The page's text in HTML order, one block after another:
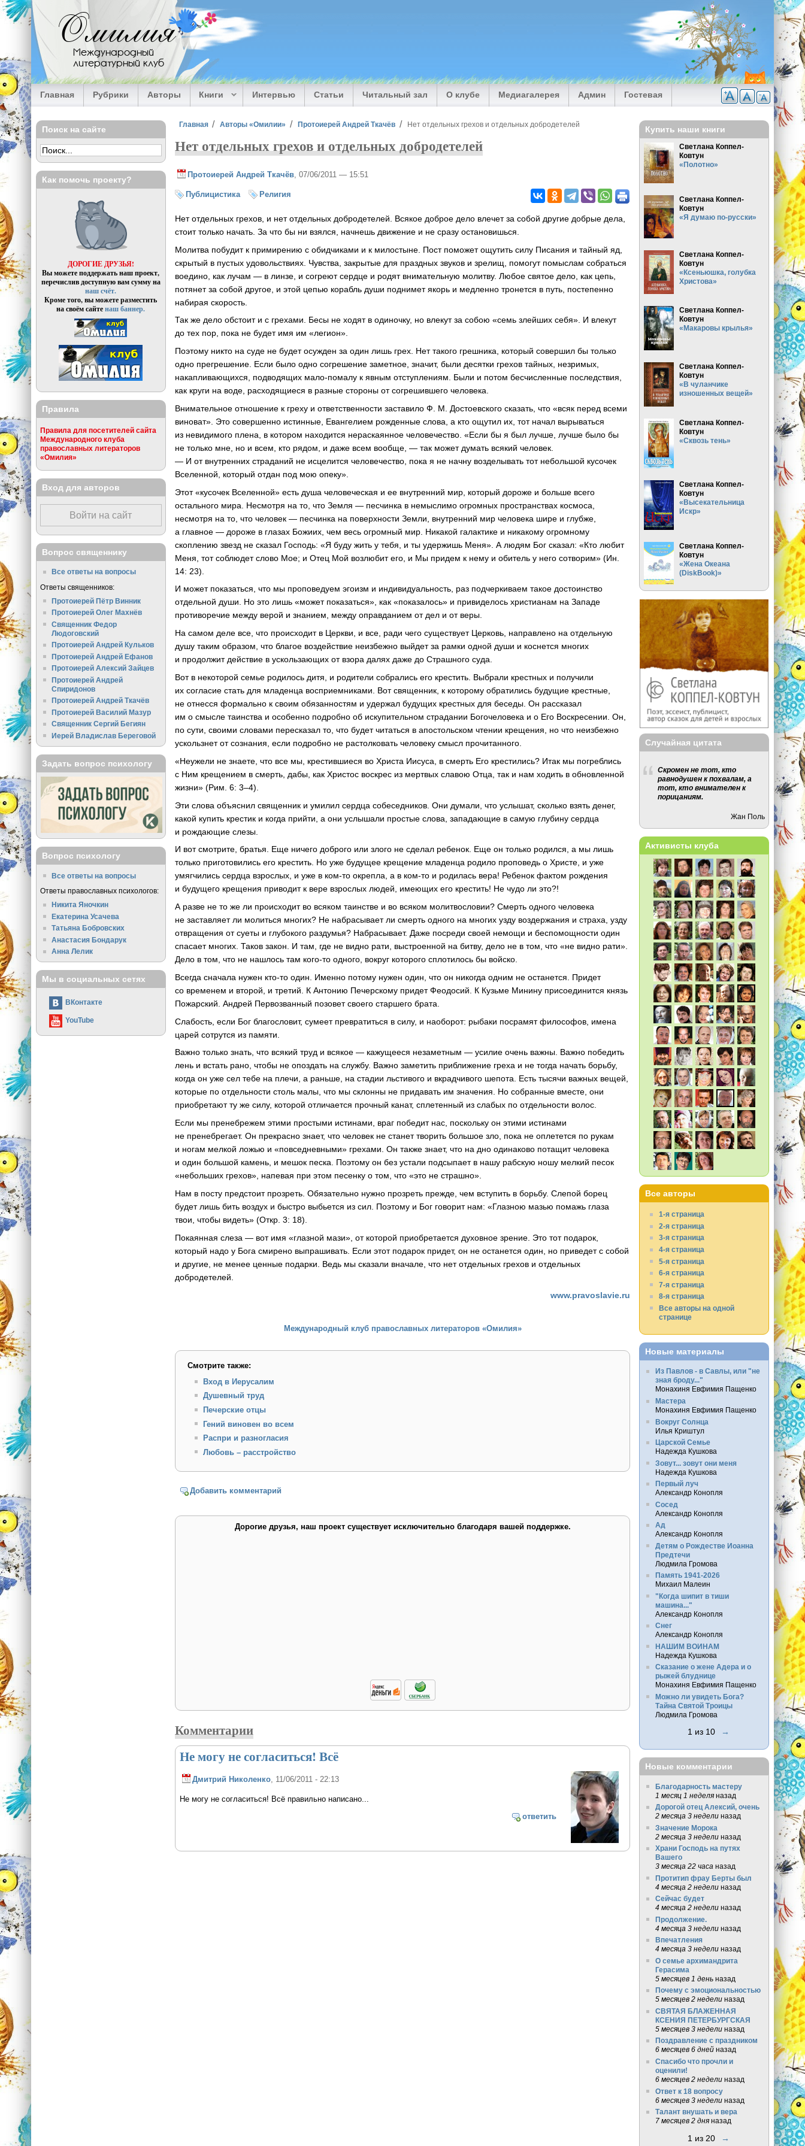
Перейти к основному содержанию
Омилия
Международный
литературный клуб
Главная Рубрики Авторы Книги Интервью Статьи Читальный зал О клубе Медиагалерея Админ Гостевая
Вы здесь
Главная Авторы «Омилии» Протоиерей Андрей Ткачёв Нет отдельных грехов и отдельных добродетелей
Нет отдельных грехов и отдельных добродетелей
Протоиерей Андрей Ткачёв , 07/06/2011 — 15:51
Публицистика Религия
Нет отдельных грехов, и нет отдельных добродетелей. Всякое доброе дело влечет за собой другие добрые дела,
стоит только начать. За что бы ни взялся, начнешь движение и не сразу остановишься.
Молитва побудит к примирению с обидчиками и к милостыне. Пост поможет ощутить силу Писания и тайный яд,
скрытый в пустых удовольствиях. Чувства, закрытые для праздных звуков и зрелищ, помогут помыслам собраться
воедино, как лучам — в линзе, и согреют сердце и родят внимательную молитву. Любое святое дело, как цепь,
потянет за собой другое, и этой цепью корабль души поднимет якорь и медленно тронется в путь, постепенно
набирая скорость.
Так же дело обстоит и с грехами. Бесы не ходят в одиночку, но влекут за собою «семь злейших себя». И влекут
до тех пор, пока не будет имя им «легион».
Поэтому никто на суде не будет осужден за один лишь грех. Нет такого грешника, который совершил бы только
одно прегрешение. Если было одно согрешение заметное, значит, были десятки грехов тайных, незримых,
накапливающихся, подводящих мало-помалу к явным отступлениям. Были и потом бесчисленные последствия,
как круги на воде, расходящиеся в разные стороны от согрешившего человека.
Внимательное отношение к греху и ответственности заставило Ф. М. Достоевского сказать, что «всяк перед всеми
виноват». Это совершенно истинные, Евангелием рожденные слова, а кто ощутил их, тот начал вырываться
из невидимого плена, в котором находится нераскаянное человечество. «Если бы я был лучше, лучше было бы
не только мне, но и всем, кто рядом, и даже всем вообще, — так может думать всякий человек.
— И от внутренних страданий не исцелится человечество, пока я не начну возделывать тот небольшой кусочек
Вселенной, который отдан под мою опеку».
Этот «кусочек Вселенной» есть душа человеческая и ее внутренний мир, который дороже и больше всего
остального мира. Несмотря на то, что Земля — песчинка в немыслимо огромных пространствах космоса,
несмотря на то, что человек — песчинка на поверхности Земли, внутренний мир человека шире и глубже,
а главное — дороже в глазах Божиих, чем весь огромный мир. Никакой галактике и никакому огромному
скоплению звезд не сказал Господь: «Я буду жить у тебя, и ты удержишь Меня». А людям Бог сказал: «Кто любит
Меня, тот соблюдет слово Мое; и Отец Мой возлюбит его, и Мы придем к нему и обитель у него сотворим» (Ин.
14: 23).
И может показаться, что мы проповедуем эгоизм и индивидуальность, раз подчеркиваем такое достоинство
отдельной души. Но это лишь «может показаться», как «показалось» и привиделось христианам на Западе
противоречие между верой и знанием, между оправданием от дел и от веры.
На самом деле все, что происходит в Церкви, и все, ради чего существует Церковь, направлено на отдельную
душу таким образом, что благое воздействие неизбежно выйдет за рамки одной души и коснется многих
и продолжит действие в ускользающих от взора далях даже до Страшного суда.
Вот в некоторой семье родилось дитя, и родители собрались его крестить. Выбрали крестных и получили
их согласие стать для младенца восприемниками. Вот священник, к которому обратились будущие крестные,
не отнесся формально к своим обязанностям и удержал будущих крестных для беседы. Он рассказал
им о смысле таинства и особенно подробно об искупительном страдании Богочеловека и о Его Воскресении. Он,
по сути, своими словами пересказал то, что будет читаться в апостольском чтении крещения, но что неизбежно
ускользнет от сознания, если подробно не растолковать человеку смысл прочитанного.
«Неужели не знаете, что все мы, крестившиеся во Христа Иисуса, в смерть Его крестились? Итак мы погреблись
с Ним крещением в смерть, дабы, как Христос воскрес из мертвых славою Отца, так и нам ходить в обновленной
жизни» (Рим. 6: 3–4).
Эти слова объяснил священник и умилил сердца собеседников. Они думали, что услышат, сколько взять денег,
какой купить крестик и когда прийти, а они услышали простые слова, западающие в самую глубину сердца
и рождающие слезы.
И вот смотрите, братья. Еще ничего доброго или злого не сделал ребенок. Еще он только родился, а мы лишь
только приготовились его крестить. Но уже будущее крещение младенца родило проповедь о Христе, и уже
умягчились сердца взрослых, и уже в ком-то окрепла, а в ком-то и родилась вера! Ребенок фактом рождения
и будущего крещения приводит к вере взрослых людей, имеющих его крестить! Не чудо ли это?!
А разве не то же ли происходит во всяком таинстве и во всяком молитвословии? Смерть одного человека
не заставляет ли молиться многих? Не набрасывает ли смерть одного на многих узду воздержания и страха, узду
отвращения от суеты и глубокого раздумья? Набрасывает. Даже посреди своей немощи и беспомощности один
спасает многих. Таков закон. И там, где не видно рати, выстроенной на битву, дело не в том, что «не видно рати».
Дело в том, что не нашлось там кого-то одного, вокруг которого сплотилось бы войско.
Всегда сначала нужен кто-то один. Именно потому нужен один, что он никогда одним не останется. Придет
со временем и второй, и третий. К Антонию Печерскому придет Феодосий. К Кузьме Минину присоединится князь
Пожарский. Андрей Первозванный позовет своего старшего брата.
Слабость, если Бог благословит, сумеет превратиться в силу, и наоборот: рыбаки посрамят философов, имена
царей сотрутся из памяти.
Важно только знать, что всякий труд и всякое — кажущееся незаметным — усилие очень важны. Важно победить
лень и встать рано, чтобы не опоздать на службу. Важно заметить приближение греха и не тогда начать борьбу,
когда он уже сел тебе на плечи, а раньше, на стадии льстивого и вкрадчивого шепота. Есть тысячи важных вещей,
которые по отдельности столь малы, что мы склонны не придавать им значения. Но собранные вместе, они
приобретают ту же силу, которой отличается прочный канат, сплетенный из слабых по отдельности волос.
Если мы пренебрежем этими простыми истинами, враг победит нас, поскольку он этими истинами
не пренебрегает. Он прекрасно знает, что человек не станет творить большое зло, пока не оплетется по рукам
и ногам мелкой ложью и «повседневными» грехами. Он также знает, что на дно одинаково потащит человека
и один большой камень, и мешок песка. Поэтому он без устали подсыпает в нашу рабскую ношу мелкий песок
«небольших грехов», напевая при этом песенку о том, что «это не страшно».
Нам в посту предстоит прозреть. Обязательно нужно прозреть прежде, чем вступить в борьбу. Слепой борец
будет лишь бить воздух и быстро выбьется из сил. Поэтому и Бог говорит нам: «Глазною мазью помажь глаза
твои, чтобы видеть» (Откр. 3: 18).
Покаянная слеза — вот имя «глазной мази», от которой приобретается духовное зрение. Это тот подарок,
который надо у Бога смирено выпрашивать. Если этот подарок придет, он не останется один, но приведет с собой
и другие, не менее ценные подарки. Ведь мы сказали вначале, что нет отдельных грехов и отдельных
добродетелей.
www.pravoslavie.ru
Международный клуб православных литераторов «Омилия»
Смотрите также:
Вход в Иерусалим
Душевный труд
Печерские отцы
Гений виновен во всем
Распри и разногласия
Любовь – расстройство
Добавить комментарий
Дорогие друзья, наш проект существует исключительно благодаря вашей поддержке.
Комментарии
Не могу не согласиться! Всё
Дмитрий Николенко, 11/06/2011 - 22:13
Не могу не согласиться! Всё правильно написано...
ответить
Поиск на сайте
Как помочь проекту?
ДОРОГИЕ ДРУЗЬЯ!
Вы можете поддержать наш проект,
перечислив доступную вам сумму на
наш счёт.
Кроме того, вы можете разместить
на своём сайтенаш баннер.
Правила
Правила для посетителей сайта
Международного клуба
православных литераторов
«Омилия»
Вход для авторов
Войти на сайт
Вопрос священнику
Все ответы на вопросы
Ответы священников:
Протоиерей Пётр Винник
Протоиерей Олег Махнёв
Священник Федор
Людоговский
Протоиерей Андрей Кульков
Протоиерей Андрей Ефанов
Протоиерей Алексий Зайцев
Протоиерей Андрей
Спиридонов
Протоиерей Андрей Ткачёв
Протоиерей Василий Мазур
Священник Сергий Бегиян
Иерей Владислав Береговой
Задать вопрос психологу
Вопрос психологу
Все ответы на вопросы
Ответы православных психологов:
Никита Яночкин
Екатерина Усачева
Татьяна Бобровских
Анастасия Бондарук
Анна Лелик
Мы в социальных сетях
ВКонтакте
YouTube
Купить наши книги
Светлана Коппел-
Ковтун
«Полотно»
Светлана Коппел-
Ковтун
«Я думаю по-русски»
Светлана Коппел-
Ковтун
«Ксеньюшка, голубка
Христова»
Светлана Коппел-
Ковтун
«Макаровы крылья»
Светлана Коппел-
Ковтун
«В чуланчике
изношенных вещей»
Светлана Коппел-
Ковтун
«Сквозь тень»
Светлана Коппел-
Ковтун
«Высекательница
Искр»
Светлана Коппел-
Ковтун
«Жена Океана
(DiskBook)»
Случайная цитата
Скромен не тот, кто
равнодушен к похвалам, а
тот, кто внимателен к
порицаниям.
Жан Поль
Активисты клуба
Все авторы
1-я страница
2-я страница
3-я страница
4-я страница
5-я страница
6-я страница
7-я страница
8-я страница
Все авторы на одной
странице
Новые материалы
Из Павлов - в Савлы, или "не
зная броду..."
Монахиня Евфимия Пащенко
Мастера
Монахиня Евфимия Пащенко
Вокруг Солнца
Илья Криштул
Царской Семье
Надежда Кушкова
Зовут... зовут они меня
Надежда Кушкова
Первый луч
Александр Конопля
Сосед
Александр Конопля
Ад
Александр Конопля
Детям о Рождестве Иоанна
Предтечи
Людмила Громова
Память 1941-2026
Михаил Малеин
"Когда шипит в тиши
машина..."
Александр Конопля
Снег
Александр Конопля
НАШИМ ВОИНАМ
Надежда Кушкова
Сказание о жене Адера и о
рыжей блуднице
Монахиня Евфимия Пащенко
Можно ли увидеть Бога?
Тайна Святой Троицы
Людмила Громова
1 из 10 →
Новые комментарии
Благодарность мастеру
1 месяц 1 неделяназад
Дорогой отец Алексий, очень
2 месяца 3 неделиназад
Значение Морока
2 месяца 3 неделиназад
Храни Господь на путях
Вашего
3 месяца 22 часа назад
Протитип фрау Берты был
4 месяца 2 неделиназад
Сейчас будет
4 месяца 2 неделиназад
Продолжение.
4 месяца 3 неделиназад
Впечатления
4 месяца 3 неделиназад
О семье архимандрита
Герасима
5 месяцев 1 деньназад
Почему с эмоциональностью
5 месяцев 2 неделиназад
СВЯТАЯ БЛАЖЕННАЯ
КСЕНИЯ ПЕТЕРБУРГСКАЯ
5 месяцев 3 неделиназад
Поздравление с праздником
6 месяцев 6 днейназад
Спасибо что прочли и
оценили!
6 месяцев 2 неделиназад
Ответ к 18 вопросу
6 месяцев 3 неделиназад
Талант внушать и вера
7 месяцев 2 дняназад
1 из 20 →